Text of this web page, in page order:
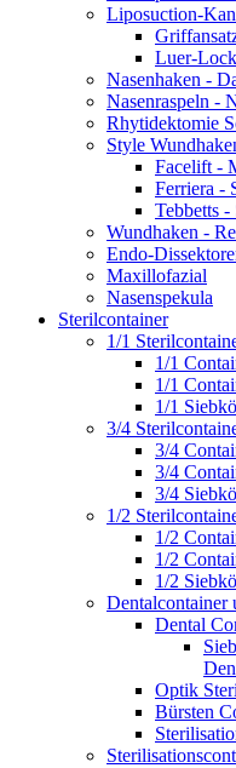
Liposuction-
Luer-
Nasenhaken -
Nasenraspeln -
Rhytidektomie
Style
Facelift -
Ferriera -
Tebbetts
Wundhaken -
Endo-
Maxillofazial
Nasenspekula
Sterilcontainer
1/1
1/1
1/1
1/1
3/4
3/4
3/4
3/4
1/2
1/2
1/2
1/2
Dentalcontainer
Dental
Optik
Bürsten